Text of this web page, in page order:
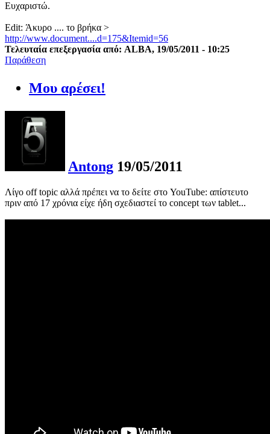
Ευχαριστώ.
Edit: Άκυρο .... το βρήκα >
http://www.document....d=175&Itemid=56
Τελευταία επεξεργασία από: ALBA, 19/05/2011 - 10:25
Παράθεση
Μου αρέσει!
Antong 19/05/2011
Λίγο off topic αλλά πρέπει να το δείτε στο YouTube: απίστευτο
πριν από 17 χρόνια είχε ήδη σχεδιαστεί το concept των tablet...